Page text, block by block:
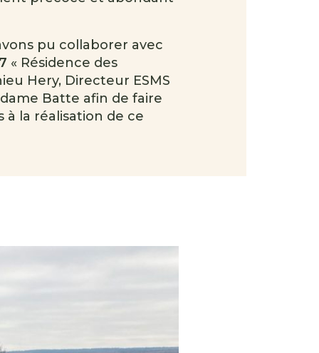
pu collaborer avec
« Résidence des
Hery, Directeur ESMS
Batte afin de faire
la réalisation de ce